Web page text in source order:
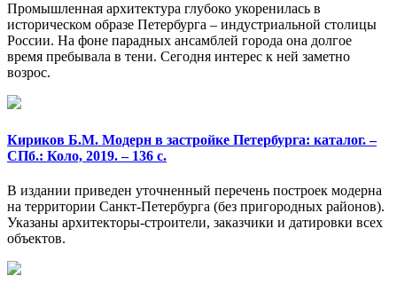
Промышленная архитектура глубоко укоренилась в
историческом образе Петербурга – индустриальной столицы
России. На фоне парадных ансамблей города она долгое
время пребывала в тени. Сегодня интерес к ней заметно
возрос.
Кириков Б.М. Модерн в застройке Петербурга: каталог. –
СПб.: Коло, 2019. – 136 с.
В издании приведен уточненный перечень построек модерна
на территории Санкт-Петербурга (без пригородных районов).
Указаны архитекторы-строители, заказчики и датировки всех
объектов.